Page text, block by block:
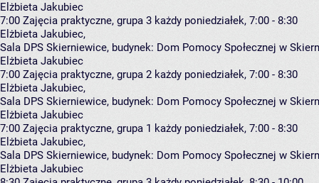
Elżbieta Jakubiec
7:00 Zajęcia praktyczne, grupa 3 każdy poniedziałek, 7:00 - 8:30
Elżbieta Jakubiec,
Sala DPS Skierniewice, budynek: Dom Pomocy Społecznej w
Elżbieta Jakubiec
7:00 Zajęcia praktyczne, grupa 2 każdy poniedziałek, 7:00 - 8:30
Elżbieta Jakubiec,
Sala DPS Skierniewice, budynek: Dom Pomocy Społecznej w
Elżbieta Jakubiec
7:00 Zajęcia praktyczne, grupa 1 każdy poniedziałek, 7:00 - 8:30
Elżbieta Jakubiec,
Sala DPS Skierniewice, budynek: Dom Pomocy Społecznej w
Elżbieta Jakubiec